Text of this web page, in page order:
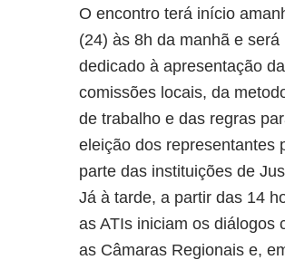
O encontro terá início
(24) às 8h da manhã e será
dedicado à apresentação
comissões locais, da
de trabalho e das regras
eleição dos representantes
parte das instituições de
Já à tarde, a partir das 14
as ATIs iniciam os diálogos
as Câmaras Regionais e,